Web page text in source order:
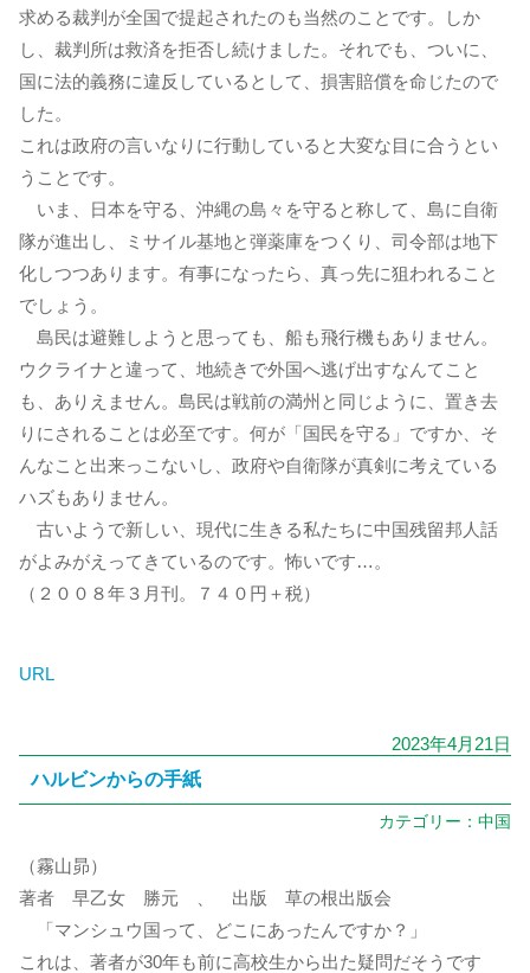
求める裁判が全国で提起されたのも当然のことです。しか
し、裁判所は救済を拒否し続けました。それでも、ついに、
国に法的義務に違反しているとして、損害賠償を命じたので
した。
これは政府の言いなりに行動していると大変な目に合うとい
うことです。
いま、日本を守る、沖縄の島々を守ると称して、島に自衛
隊が進出し、ミサイル基地と弾薬庫をつくり、司令部は地下
化しつつあります。有事になったら、真っ先に狙われること
でしょう。
島民は避難しようと思っても、船も飛行機もありません。
ウクライナと違って、地続きで外国へ逃げ出すなんてこと
も、ありえません。島民は戦前の満州と同じように、置き去
りにされることは必至です。何が「国民を守る」ですか、そ
んなこと出来っこないし、政府や自衛隊が真剣に考えている
ハズもありません。
古いようで新しい、現代に生きる私たちに中国残留邦人話
がよみがえってきているのです。怖いです…。
（２００８年３月刊。７４０円＋税）
URL
2023年4月21日
ハルビンからの手紙
カテゴリー： 中国
（霧山昴）
著者 早乙女 勝元 、 出版 草の根出版会
「マンシュウ国って、どこにあったんですか？」
これは、著者が30年も前に高校生から出た疑問だそうです